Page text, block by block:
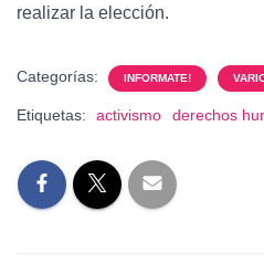
realizar la elección.
Categorías: INFORMATE!
Etiquetas: activismo derechos